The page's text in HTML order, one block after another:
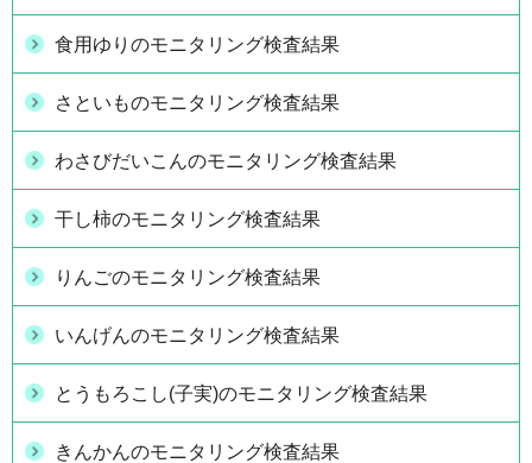
食用ゆりのモニタリング検査結果
さといものモニタリング検査結果
わさびだいこんのモニタリング検査結果
干し柿のモニタリング検査結果
りんごのモニタリング検査結果
いんげんのモニタリング検査結果
とうもろこし(子実)のモニタリング検査結果
きんかんのモニタリング検査結果